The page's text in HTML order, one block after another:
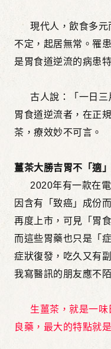
現代人，飲食多元
不定，起居無常。罹
是胃食道逆流的病患
古人說：「一日
胃食道逆流者，在正
茶，療效妙不可言。
薑茶大勝吉胃不「適」
2020年有一款在
因含有「致癌」成份
再度上市，可見「胃
而這些胃藥也只是「
症狀復發，吃久又有
我寫醫訊的朋友應不
生薑茶，就是一
良藥，最大的特點就